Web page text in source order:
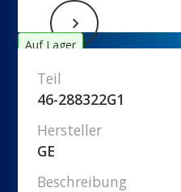
Auf Lager
Teil
46-288322G1
Hersteller
GE
Beschreibung